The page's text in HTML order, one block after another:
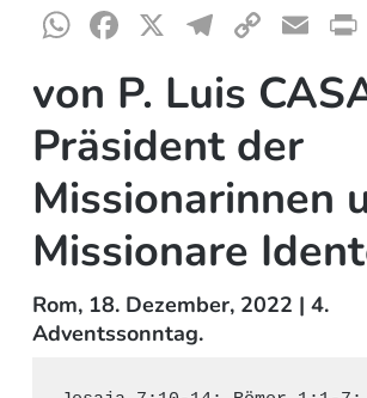
WhatsApp
Facebook
X
Copy
Link
von P. Luis
Präsident der
Missionarinnen
Missionare
Rom, 18. Dezember, 2022 | 4.
Adventssonntag.